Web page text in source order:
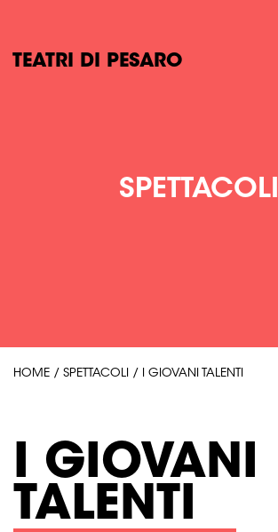
TEATRI DI PESARO
SPETTACOLI
HOME / SPETTACOLI / I GIOVANI TALENTI
I GIOVANI
TALENTI